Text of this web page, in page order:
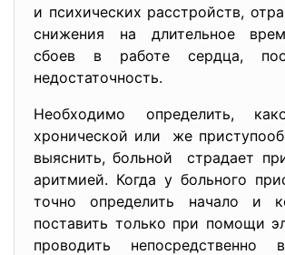
и психических расстройств,
снижения на длительное
сбоев в работе сердца,
недостаточность.
Необходимо определить,
хронической или же
выяснить, больной страдает
аритмией. Когда у больного
точно определить начало и
поставить только при помощи
проводить